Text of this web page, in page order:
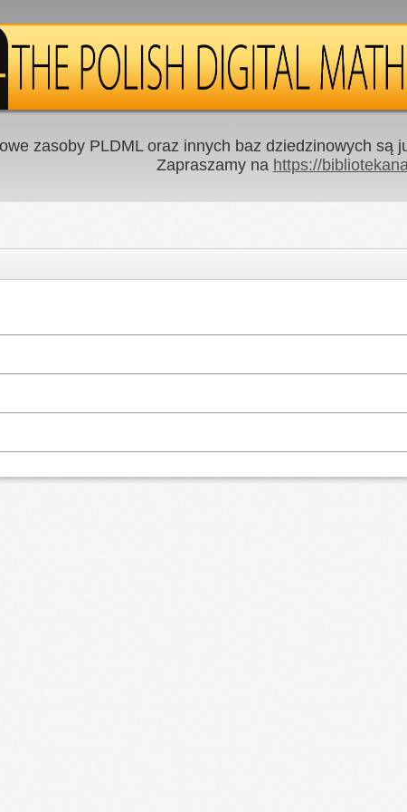
zasoby PLDML oraz innych baz dziedzinowych są
Zapraszamy na https://